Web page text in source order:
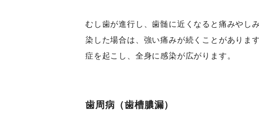
むし歯が進行し、歯髄に近くなると痛みやし
染した場合は、強い痛みが続くことがありま
症を起こし、全身に感染が広がります。
歯周病（歯槽膿漏）